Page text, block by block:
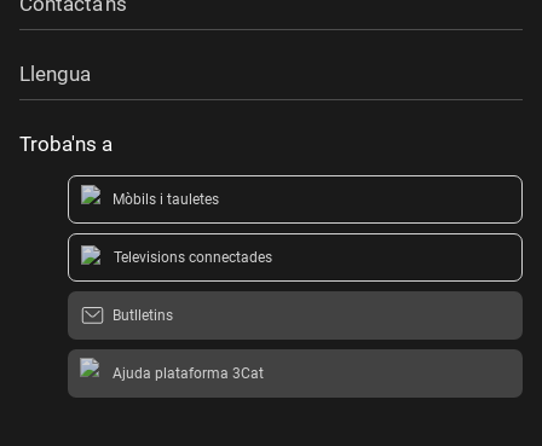
Llengua
Troba'ns a
Mòbils i tauletes
Televisions connectades
Butlletins
Ajuda plataforma 3Cat